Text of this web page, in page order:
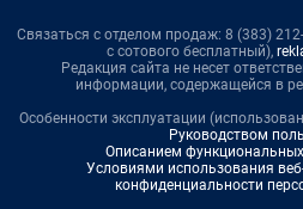
Связаться с отделом продаж: 8 (383)
с сотового бесплатный),
Редакция сайта не несет
информации, содержащейся в
Особенности эксплуатации
Руководством
Описанием
Условиями использования
конфиденциальности